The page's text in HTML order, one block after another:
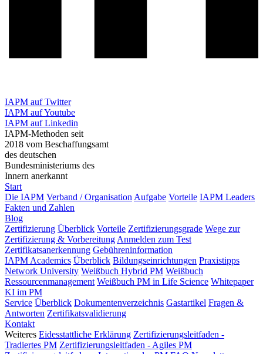
IAPM auf Twitter
IAPM auf Youtube
IAPM auf Linkedin
IAPM-Methoden seit
2018 vom Beschaffungsamt
des deutschen
Bundesministeriums des
Innern anerkannt
Start
Die IAPM Verband / Organisation Aufgabe Vorteile IAPM Leaders
Fakten und Zahlen
Blog
Zertifizierung Überblick Vorteile Zertifizierungsgrade Wege zur
Zertifizierung & Vorbereitung Anmelden zum Test
Zertifikatsanerkennung Gebühreninformation
IAPM Academics Überblick Bildungseinrichtungen Praxistipps
Network University Weißbuch Hybrid PM Weißbuch
Ressourcenmanagement Weißbuch PM in Life Science Whitepaper
KI im PM
Service Überblick Dokumentenverzeichnis Gastartikel Fragen &
Antworten Zertifikatsvalidierung
Kontakt
Weiteres Eidesstattliche Erklärung Zertifizierungsleitfaden -
Tradiertes PM Zertifizierungsleitfaden - Agiles PM